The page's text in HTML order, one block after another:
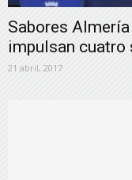
Sabores
impulsan cuatro
21 abril, 2017